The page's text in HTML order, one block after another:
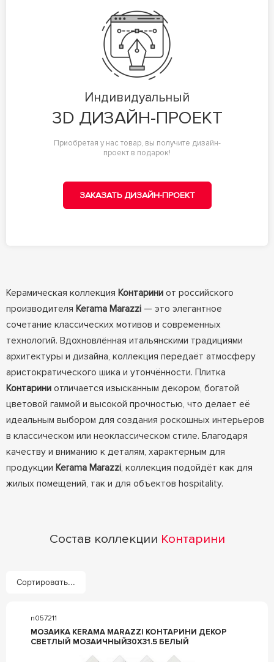
Индивидуальный
3D ДИЗАЙН-ПРОЕКТ
Приобретая у нас товар, вы получите дизайн-
проект в подарок!
ЗАКАЗАТЬ ДИЗАЙН-ПРОЕКТ
Керамическая коллекция Контариниот российского
производителя Kerama Marazzi— это элегантное
сочетание классических мотивов и современных
технологий. Вдохновлённая итальянскими традициями
архитектуры и дизайна, коллекция передаёт атмосферу
аристократического шика и утончённости. Плитка
Контариниотличается изысканным декором, богатой
цветовой гаммой и высокой прочностью, что делает её
идеальным выбором для создания роскошных интерьеров
в классическом или неоклассическом стиле. Благодаря
качеству и вниманию к деталям, характерным для
продукции Kerama Marazzi, коллекция подойдёт как для
жилых помещений, так и для объектов hospitality.
Состав коллекции Контарини
Сортировать...
n057211
МОЗАИКА KERAMA MARAZZI КОНТАРИНИ ДЕКОР
СВЕТЛЫЙ МОЗАИЧНЫЙ30X31.5 БЕЛЫЙ